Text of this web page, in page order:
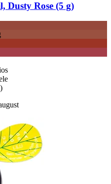
Dusty Rose (5 g)